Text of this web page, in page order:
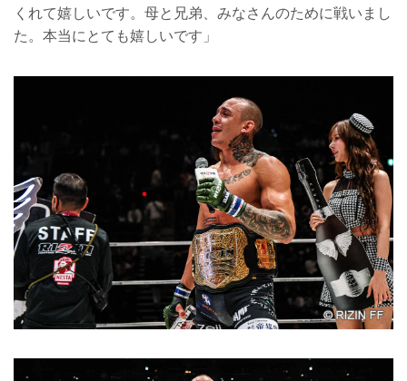
くれて嬉しいです。母と兄弟、みなさんのために戦いまし
た。本当にとても嬉しいです」